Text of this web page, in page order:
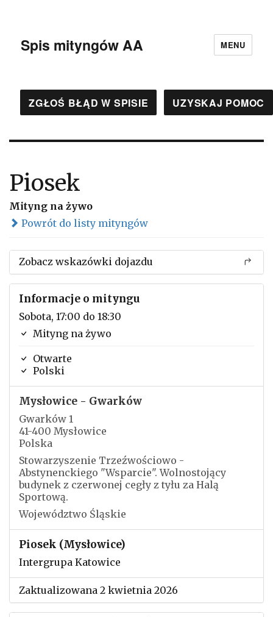
Spis mityngów AA MENU
ZGŁOŚ BŁĄD W SPISIE UZYSKAJ POMOC
Piosek
Mityng na żywo
Powrót do listy mityngów
Zobacz wskazówki dojazdu
Informacje o mityngu
Sobota, 17:00 do 18:30
Mityng na żywo
Otwarte
Polski
Mysłowice - Gwarków
Gwarków 1
41-400 Mysłowice
Polska
Stowarzyszenie Trzeźwościowo -
Abstynenckiego "Wsparcie". Wolnostojący
budynek z czerwonej cegły z tyłu za Halą
Sportową.
Województwo Śląskie
Piosek (Mysłowice)
Intergrupa Katowice
Zaktualizowana 2 kwietnia 2026